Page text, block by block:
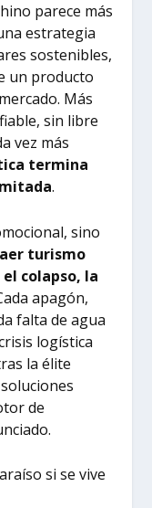
parece más
estrategia
sostenibles,
un producto
Más
sin libre
vez más
termina
.
sino
turismo
colapso, la
apagón,
falta de agua
logística
la élite
de
si se vive